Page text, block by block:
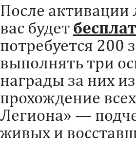
После активации
вас будет
потребуется 200
выполнять три
награды за них
прохождение
Легиона» —
живых и